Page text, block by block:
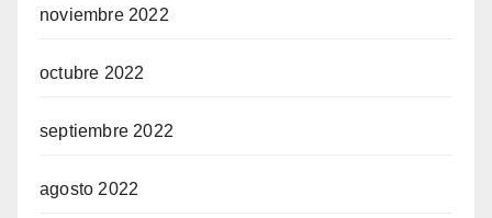
noviembre 2022
octubre 2022
septiembre 2022
agosto 2022